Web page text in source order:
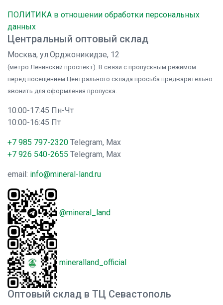
ПОЛИТИКА в отношении обработки персональных
данных
Центральный оптовый склад
Москва, ул.Орджоникидзе, 12
(метро Ленинский проспект). В связи с пропускным режимом
перед посещением Центрального склада просьба предварительно
звонить для оформления пропуска.
10:00-17:45 Пн-Чт
10:00-16:45 Пт
+7 985 797-2320 Telegram, Max
+7 926 540-2655 Telegram, Max
email: info@mineral-land.ru
@mineral_land
mineralland_official
Оптовый склад в ТЦ Севастополь